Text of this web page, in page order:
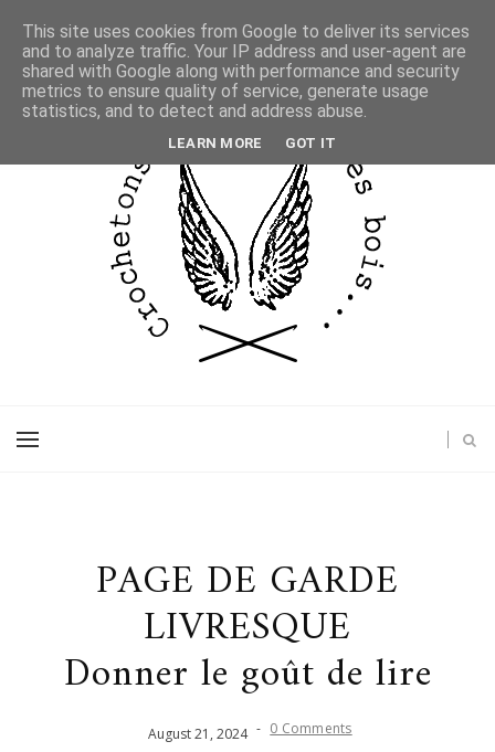
PAGE DE GARDE
LIVRESQUE
Donner le goût de lire
August21 ,2024 - 0 Comments
This site uses cookies from Google to deliver its services
and to analyze traffic. Your IP address and user-agent are
shared with Google along with performance and security
metrics to ensure quality of service, generate usage
statistics, and to detect and address abuse.
LEARN MORE GOT IT